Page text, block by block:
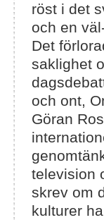
röst i det
och en
Det
saklighet
och ont,
Göran
television
skrev om
kulturer